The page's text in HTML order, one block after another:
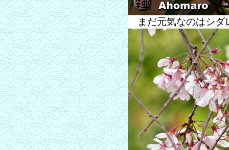
まだ元気なのはシダ